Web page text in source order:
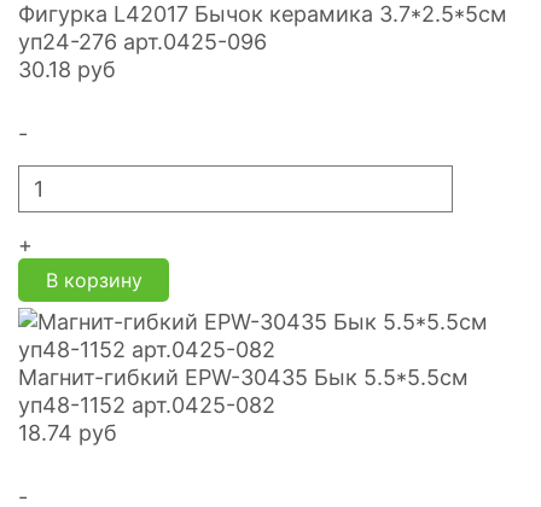
Фигурка L42017 Бычок керамика 3.7*2.5*5см
уп24-276 арт.0425-096
30.18 руб
-
+
В корзину
Магнит-гибкий EPW-30435 Бык 5.5*5.5см
уп48-1152 арт.0425-082
18.74 руб
-